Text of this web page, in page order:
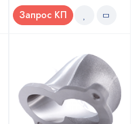
Запрос КП